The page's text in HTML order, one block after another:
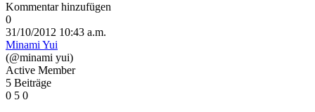
Kommentar hinzufügen
0
31/10/2012 10:43 a.m.
Minami Yui
(@minami yui)
Active Member
5 Beiträge
0 5 0